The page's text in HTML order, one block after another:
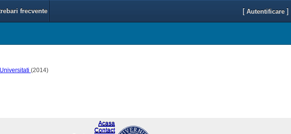
frecvente [ Autentificare ]
Universitati (2014)
Acasa
Contact